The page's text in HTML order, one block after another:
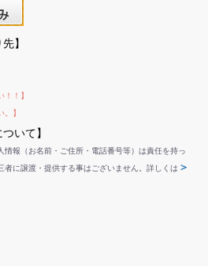
】
！！】
】
いて】
情報（お名前・ご住所・電話番号等）は責任を持っ
者に譲渡・提供する事はございません。詳しくは ＞